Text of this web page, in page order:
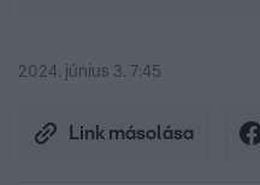
2024. június 3. 7:45
Link másolása